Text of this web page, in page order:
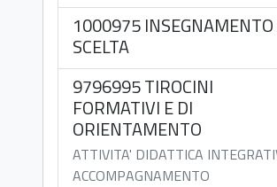
1000975
SCELTA
9796995 TIROCINI
FORMATIVI E DI
ORIENTAMENTO
ATTIVITA' DIDATTICA
ACCOMPAGNAMENTO